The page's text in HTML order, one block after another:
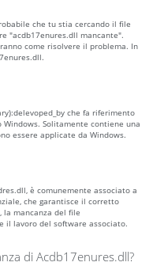
che tu stia cercando il file
"acdb17enures.dll mancante".
come risolvere il problema. In
che fa riferimento
Solitamente contiene una
essere applicate da Windows.
è comunemente associato a
che garantisce il corretto
la mancanza del file
il lavoro del software associato.
di Acdb17enures.dll?